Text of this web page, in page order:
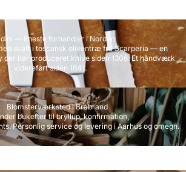
— Eneste forhandler i Norden
skaft i toscansk oliventræ fra Scarperia — en
der har produceret knive siden 1306. Et håndværk
videreført siden 1841.
Blomsterværksted i Brabrand
buketter til bryllup, konfirmation,
Personlig service og levering i Aarhus og omegn.